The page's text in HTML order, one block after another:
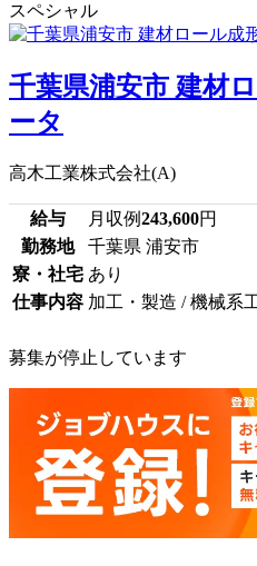
スペシャル
千葉県浦安市 建材
ータ
高木工業株式会社(A)
給与 月収例243,600円
勤務地
千葉県 浦安市
寮・社宅 あり
仕事内容 加工・製造 / 機械系
募集が停止しています